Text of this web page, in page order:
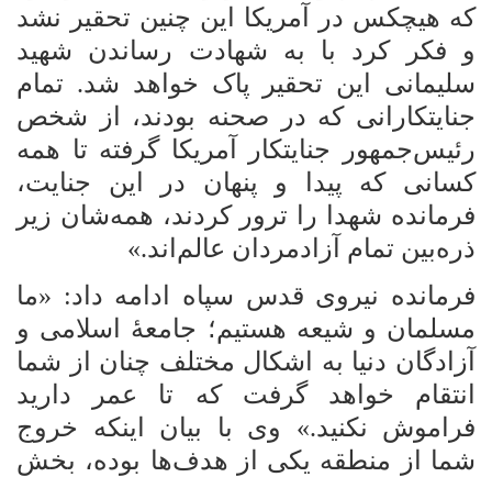
که هیچکس در آمریکا این چنین تحقیر نشد
و فکر کرد با به شهادت رساندن شهید
سلیمانی این تحقیر پاک خواهد شد. تمام
جنایتکارانی که در صحنه بودند، از شخص
رئیس‌جمهور جنایتکار آمریکا گرفته تا همه
کسانی که پیدا و پنهان در این جنایت،
فرمانده شهدا را ترور کردند، همه‌شان زیر
ذره‌بین تمام آزادمردان عالم‌اند.»
فرمانده نیروی قدس سپاه ادامه داد: «ما
مسلمان و شیعه هستیم؛ جامعۀ اسلامی و
آزادگان دنیا به اشکال مختلف چنان از شما
انتقام خواهد گرفت که تا عمر دارید
فراموش نکنید.» وی با بیان اینکه خروج
شما از منطقه یکی از هدف‌ها بوده، بخش